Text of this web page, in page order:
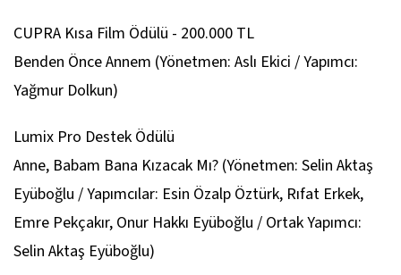
CUPRA Kısa Film Ödülü - 200.000 TL
Benden Önce Annem (Yönetmen: Aslı Ekici / Yapımcı:
Yağmur Dolkun)
Lumix Pro Destek Ödülü
Anne, Babam Bana Kızacak Mı? (Yönetmen: Selin Aktaş
Eyüboğlu / Yapımcılar: Esin Özalp Öztürk, Rıfat Erkek,
Emre Pekçakır, Onur Hakkı Eyüboğlu / Ortak Yapımcı:
Selin Aktaş Eyüboğlu)